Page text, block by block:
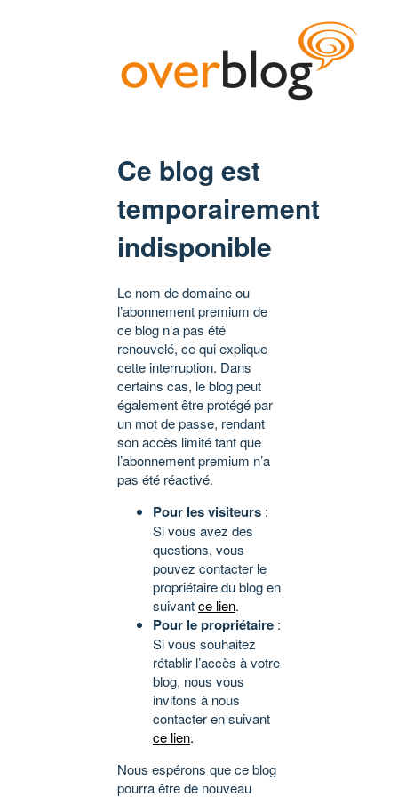
Ce blog est
temporairement
indisponible
Le nom de domaine ou
l’abonnement premium de
ce blog n’a pas été
renouvelé, ce qui explique
cette interruption. Dans
certains cas, le blog peut
également être protégé par
un mot de passe, rendant
son accès limité tant que
l’abonnement premium n’a
pas été réactivé.
Pour les visiteurs :
Si vous avez des
questions, vous
pouvez contacter le
propriétaire du blog en
suivantce lien.
Pour le propriétaire :
Si vous souhaitez
rétablir l’accès à votre
blog, nous vous
invitons à nous
contacter en suivant
ce lien.
Nous espérons que ce blog
pourra être de nouveau